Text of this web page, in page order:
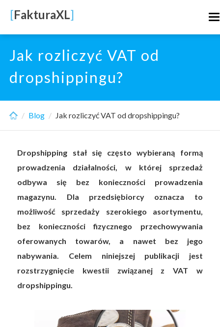
main
content
[FakturaXL]
Jak rozliczyć VAT od
dropshippingu?
Blog Jak rozliczyć VAT od dropshippingu?
Dropshipping stał się często wybieraną formą
prowadzenia działalności, w której sprzedaż
odbywa się bez konieczności prowadzenia
magazynu. Dla przedsiębiorcy oznacza to
możliwość sprzedaży szerokiego asortymentu,
bez konieczności fizycznego przechowywania
oferowanych towarów, a nawet bez jego
nabywania. Celem niniejszej publikacji jest
rozstrzygnięcie kwestii związanej z VAT w
dropshippingu.